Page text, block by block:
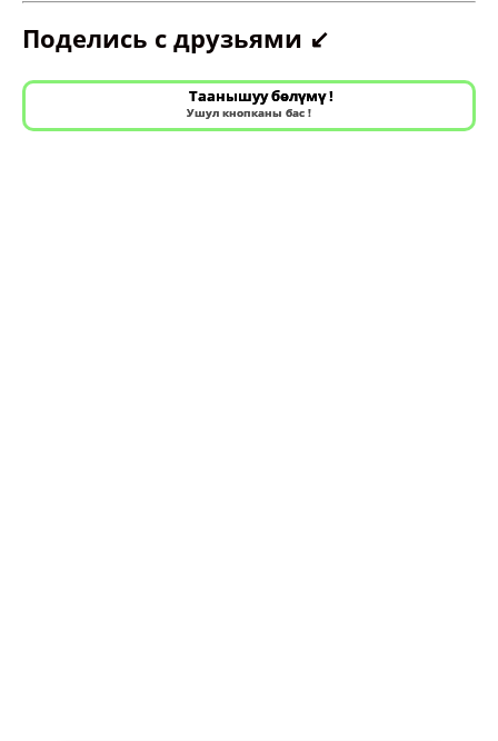
Поделись с друзьями ↙️
Таанышуу бөлүмү !
Ушул кнопканы бас !